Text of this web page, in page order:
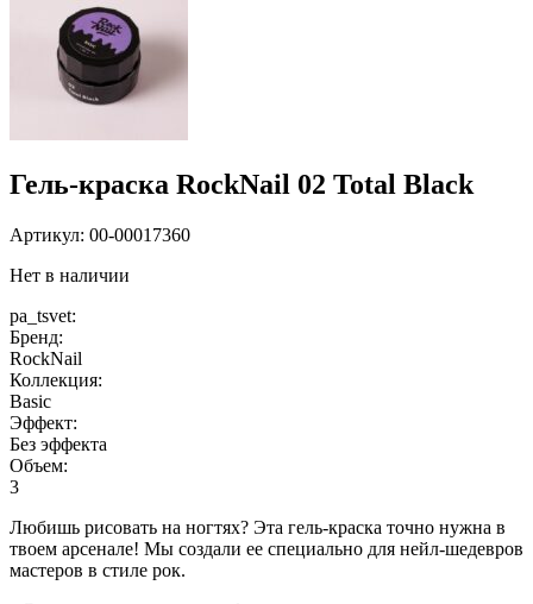
Гель-краска RockNail 02 Total Black
Артикул: 00-00017360
Нет в наличии
pa_tsvet:
Бренд:
RockNail
Коллекция:
Basic
Эффект:
Без эффекта
Объем:
3
Любишь рисовать на ногтях? Эта гель-краска точно нужна в
твоем арсенале! Мы создали ее специально для нейл-шедевров
мастеров в стиле рок.